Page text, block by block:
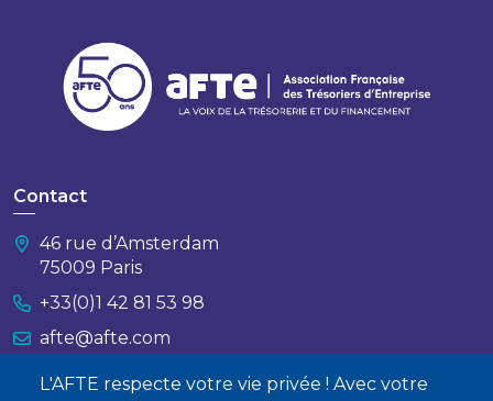
L'AFTE respecte votre vie privée ! Avec votre
Contact
46 rue d’Amsterdam
75009 Paris
+33(0)1 42 81 53 98
afte@afte.com
Nous contacter